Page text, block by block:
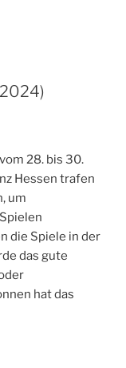
28. bis 30.
Hessen trafen
um
die Spiele in der
das gute
hat das